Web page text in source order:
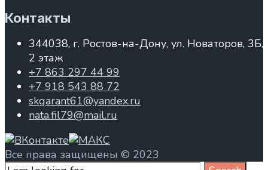
Контакты
344038, г. Ростов-на-Дону, ул. Новаторов, 3Б,
2 этаж
+7 863 297 44 99
+7 918 543 88 72
skgarant61@yandex.ru
nata.fil79@mail.ru
Все права защищены © 2023